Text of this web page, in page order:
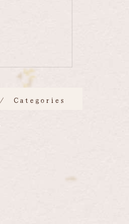
Categories